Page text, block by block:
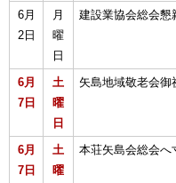
6月
2日
月
曜
日
建設業協会総会懇
6月
7日
土
曜
日
矢島地域敬老会御
6月
7日
土
曜
本荘矢島会総会へ